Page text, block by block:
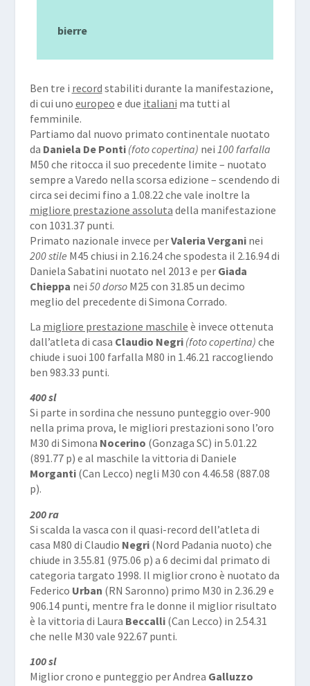
bierre
Ben tre i record stabiliti durante la manifestazione,
di cui uno europeo e due italiani ma tutti al
femminile.
Partiamo dal nuovo primato continentale nuotato
da Daniela De Ponti (foto copertina) nei 100 farfalla
M50 che ritocca il suo precedente limite – nuotato
sempre a Varedo nella scorsa edizione – scendendo di
circa sei decimi fino a 1.08.22 che vale inoltre la
migliore prestazione assoluta della manifestazione
con 1031.37 punti.
Primato nazionale invece perValeria Verganinei
200 stile M45 chiusi in 2.16.24 che spodesta il 2.16.94 di
Daniela Sabatini nuotato nel 2013 e per Giada
Chieppa nei 50 dorsoM25 con 31.85 un decimo
meglio del precedente di Simona Corrado.
La migliore prestazione maschile è invece ottenuta
dall’atleta di casa Claudio Negri (foto copertina) che
chiude i suoi 100 farfalla M80 in 1.46.21 raccogliendo
ben 983.33 punti.
400 sl
Si parte in sordina che nessuno punteggio over-900
nella prima prova, le migliori prestazioni sono l’oro
M30 di Simona Nocerino (Gonzaga SC) in 5.01.22
(891.77 p) e al maschile la vittoria di Daniele
Morganti(Can Lecco) negli M30 con 4.46.58 (887.08
p).
200 ra
Si scalda la vasca con il quasi-record dell’atleta di
casa M80 di Claudio Negri(Nord Padania nuoto) che
chiude in 3.55.81 (975.06 p) a 6 decimi dal primato di
categoria targato 1998. Il miglior crono è nuotato da
Federico Urban (RN Saronno) primo M30 in 2.36.29 e
906.14 punti, mentre fra le donne il miglior risultato
è la vittoria di Laura Beccalli(Can Lecco) in 2.54.31
che nelle M30 vale 922.67 punti.
100 sl
Miglior crono e punteggio per Andrea Galluzzo